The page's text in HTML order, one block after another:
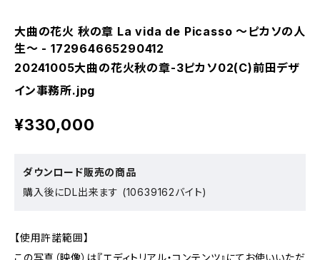
大曲の花火 秋の章 La vida de Picasso ～ピカソの人
生～ - 172964665290412
20241005大曲の花火秋の章-3ピカソ02(C)前田デザ
イン事務所.jpg
¥330,000
ダウンロード販売の商品
購入後にDL出来ます (10639162バイト)
【使用許諾範囲】
この写真（映像）は『エディトリアル・コンテンツ』にてお使いいただ